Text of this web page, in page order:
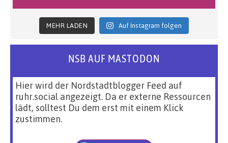
MEHR LADEN Auf Instagram folgen
NSB AUF MASTODON
Hier wird der Nordstadtblogger Feed auf
ruhr.social angezeigt. Da er externe Ressourcen
lädt, solltest Du dem erst mit einem Klick
zustimmen.